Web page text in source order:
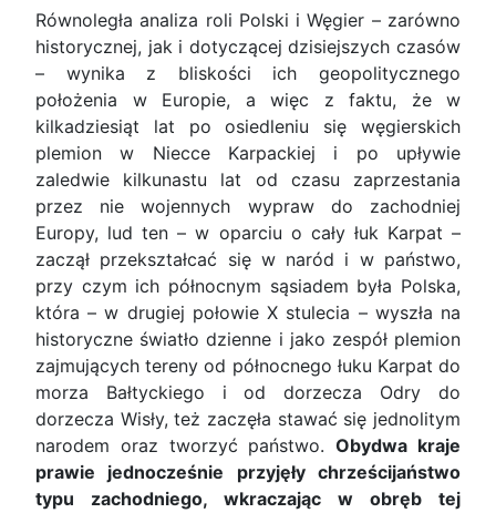
Równoległa analiza roli Polski i Węgier – zarówno
historycznej, jak i dotyczącej dzisiejszych czasów
– wynika z bliskości ich geopolitycznego
położenia w Europie, a więc z faktu, że w
kilkadziesiąt lat po osiedleniu się węgierskich
plemion w Niecce Karpackiej i po upływie
zaledwie kilkunastu lat od czasu zaprzestania
przez nie wojennych wypraw do zachodniej
Europy, lud ten – w oparciu o cały łuk Karpat –
zaczął przekształcać się w naród i w państwo,
przy czym ich północnym sąsiadem była Polska,
która – w drugiej połowie X stulecia – wyszła na
historyczne światło dzienne i jako zespół plemion
zajmujących tereny od północnego łuku Karpat do
morza Bałtyckiego i od dorzecza Odry do
dorzecza Wisły, też zaczęła stawać się jednolitym
narodem oraz tworzyć państwo.Obydwa kraje
prawie jednocześnie przyjęły chrześcijaństwo
typu zachodniego, wkraczając w obręb tej